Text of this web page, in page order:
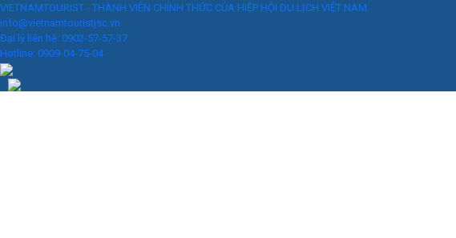
VIETNAMTOURIST - THÀNH VIÊN CHÍNH THỨC CỦA HIỆP HỘI DU LỊCH VIỆT NAM
info@vietnamtouristjsc.vn
Đại lý liên hệ: 0902-57-57-37
Hotline: 0909-04-75-04